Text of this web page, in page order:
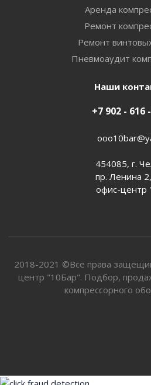
Аренда
Ремонт
Ремонт
Пневмоаудит
Наши
+7 902 - 616
454085, г.
пр. Ленина
офис-центр
2018-2021 ©Все права
центр "10Бар". Подбор,
компрессорного